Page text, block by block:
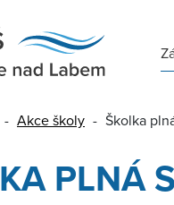
- Akce školy - Školka
PLNÁ